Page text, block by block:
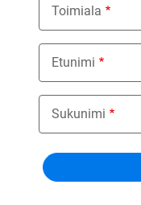
Toimiala
Nothing selected
Etunimi
Sukunimi